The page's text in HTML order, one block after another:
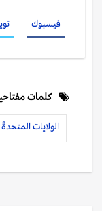
فيسبوك
كلمات
الولايات المتحدةً